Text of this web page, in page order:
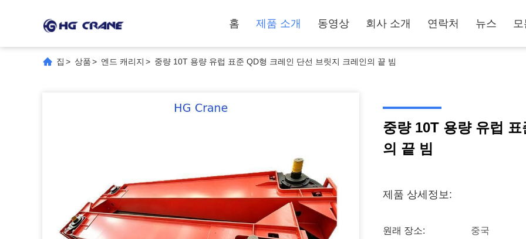
홈 제품 소개 동영상 회사 소개 연락처 뉴스
집 > 상품> 엔드 캐리지 > 중량 10T 용량 유럽 표준 QD형 크레인 단선 브릿지 크레인의 끝 빔
중량 10T 용량 유럽
의 끝 빔
제품 상세정보:
원래 장소: 중국